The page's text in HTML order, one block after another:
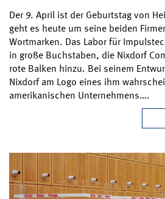
Der 9. April ist der Geburtstag von
geht es heute um seine beiden
Wortmarken. Das Labor für
in große Buchstaben, die Nixdorf
rote Balken hinzu. Bei seinem
Nixdorf am Logo eines ihm
amerikanischen Unternehmens….